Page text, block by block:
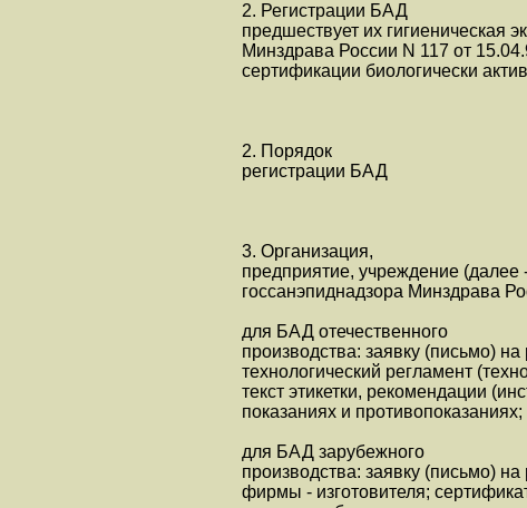
2. Регистрации БАД
предшествует их гигиеническая
Минздрава России N 117 от
сертификации биологически
2. Порядок
регистрации БАД
3. Организация,
предприятие, учреждение (далее
госсанэпиднадзора Минздрава
для БАД отечественного
производства: заявку (письмо)
технологический регламент
текст этикетки, рекомендации
показаниях и противопоказаниях;
для БАД зарубежного
производства: заявку (письмо)
фирмы - изготовителя;